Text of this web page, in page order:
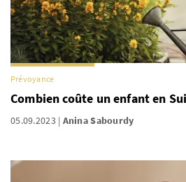
Prévoyance
Combien coûte un enfant en
05.09.2023 Anina Sabourdy